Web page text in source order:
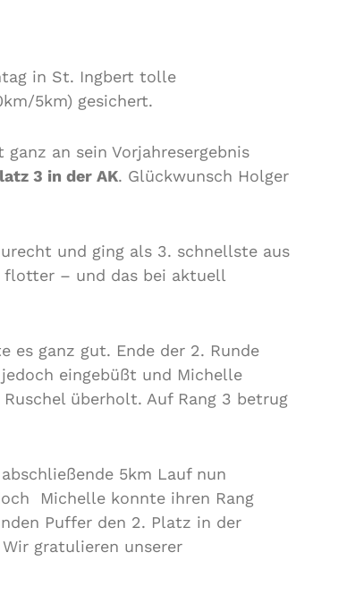
in St. Ingbert tolle
5km) gesichert.
ganz an sein Vorjahresergebnis
3 in der AK. Glückwunsch Holger
und ging als 3. schnellste aus
flotter – und das bei aktuell
es ganz gut. Ende der 2. Runde
eingebüßt und Michelle
überholt. Auf Rang 3 betrug
5km Lauf nun
Michelle konnte ihren Rang
Puffer den 2. Platz in der
Wir gratulieren unserer